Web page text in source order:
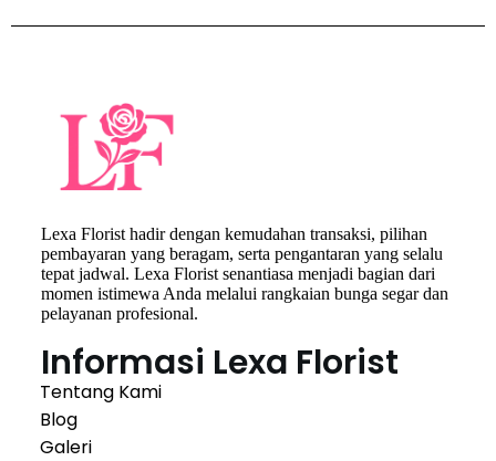
Lexa Florist hadir dengan kemudahan transaksi, pilihan
pembayaran yang beragam, serta pengantaran yang selalu
tepat jadwal. Lexa Florist senantiasa menjadi bagian dari
momen istimewa Anda melalui rangkaian bunga segar dan
pelayanan profesional.
Informasi Lexa Florist
Tentang Kami
Blog
Galeri